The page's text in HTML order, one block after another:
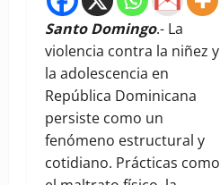
Santo Domingo.- La
violencia contra la niñez y
la adolescencia en
República Dominicana
persiste como un
fenómeno estructural y
cotidiano. Prácticas como